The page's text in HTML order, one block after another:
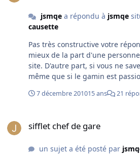
jsmqea répondu à jsmqe
causette
Pas très constructive votre
mieux de la part d'une
site. D'autre part, si vous ne savez pas traduire par vous
même que si le gamin est
électrique et divers objet de
chemin et ne me faites pas
7 décembre 201015 ans 21
sifflet chef de gare
un sujet a été posté par